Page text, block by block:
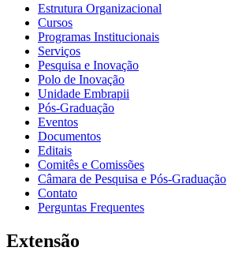
Estrutura Organizacional
Cursos
Programas Institucionais
Serviços
Pesquisa e Inovação
Polo de Inovação
Unidade Embrapii
Pós-Graduação
Eventos
Documentos
Editais
Comitês e Comissões
Câmara de Pesquisa e Pós-Graduação
Contato
Perguntas Frequentes
Extensão